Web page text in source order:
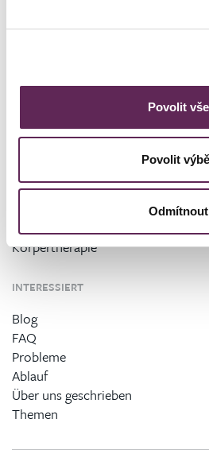
Povolit vše
Povolit
Odmítnout
ANGEBOT AN EINGRIFFEN
Ästhetische Dermatologie
Schlafmedizin
Körpertherapie
INTERESSIERT
Blog
FAQ
Probleme
Ablauf
Über uns geschrieben
Themen